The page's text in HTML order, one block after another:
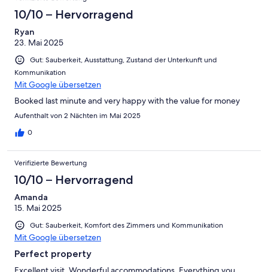
10/10 – Hervorragend
Ryan
23. Mai 2025
Gut: Sauberkeit, Ausstattung, Zustand der Unterkunft und
Kommunikation
Mit Google übersetzen
Booked last minute and very happy with the value for money
Aufenthalt von 2 Nächten im Mai 2025
0
Verifizierte Bewertung
10/10 – Hervorragend
Amanda
15. Mai 2025
Gut: Sauberkeit, Komfort des Zimmers und Kommunikation
Mit Google übersetzen
Perfect property